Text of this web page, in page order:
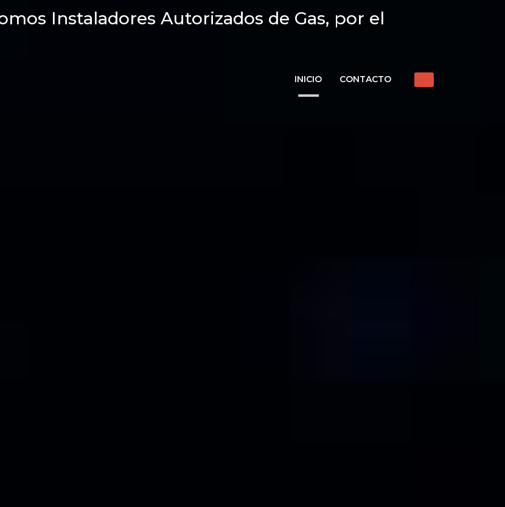
Instaladores Autorizados de Gas, por el
INICIO CONTACTO